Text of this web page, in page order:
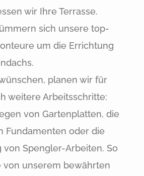
wir Ihre Terrasse.
sich unsere top-
um die Errichtung
planen wir für
weitere Arbeitsschritte:
von Gartenplatten, die
Fundamenten oder die
von Spengler-Arbeiten. So
von unserem bewährten